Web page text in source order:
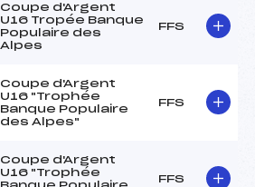
Coupe d'Argent
U16 Tropée Banque
Populaire des
Alpes
FFS
Coupe d'Argent
U16 "Trophée
Banque Populaire
des Alpes"
FFS
Coupe d'Argent
U16 "Trophée
Banque Populaire
FFS